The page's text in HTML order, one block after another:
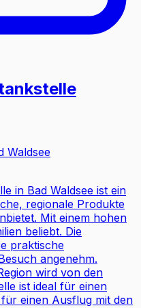
Waldsee
in Bad Waldsee ist ein
regionale Produkte
Mit einem hohen
beliebt. Die
praktische
angenehm.
wird von den
ist ideal für einen
einen Ausflug mit den